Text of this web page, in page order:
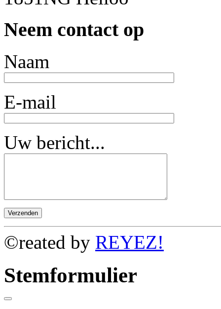
Neem contact op
Naam
E-mail
Uw bericht...
©reated by REYEZ!
Stemformulier